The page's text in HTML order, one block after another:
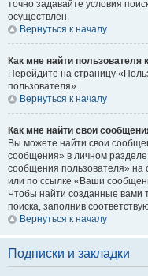
точно задавайте условия
осуществлён.
Вернуться к началу
Как мне найти пользователя
Перейдите на страницу
пользователя».
Вернуться к началу
Как мне найти свои
Вы можете найти свои
сообщения» в личном
сообщения пользователя»
или по ссылке «Ваши
Чтобы найти созданные вами
поиска, заполнив
Вернуться к началу
Подписки и закладки